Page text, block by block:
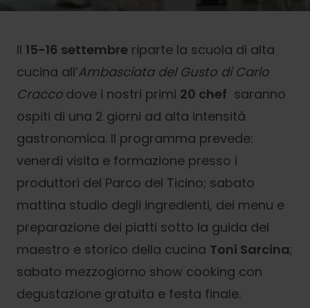
Il 15-16 settembre riparte la scuola di alta
cucina all’Ambasciata del Gusto di Carlo
Cracco dove i nostri primi 20 chef saranno
ospiti di una 2 giorni ad alta intensità
gastronomica. Il programma prevede:
venerdì visita e formazione presso i
produttori del Parco del Ticino; sabato
mattina studio degli ingredienti, dei menu e
preparazione dei piatti sotto la guida del
maestro e storico della cucina Toni Sarcina;
sabato mezzogiorno show cooking con
degustazione gratuita e festa finale.